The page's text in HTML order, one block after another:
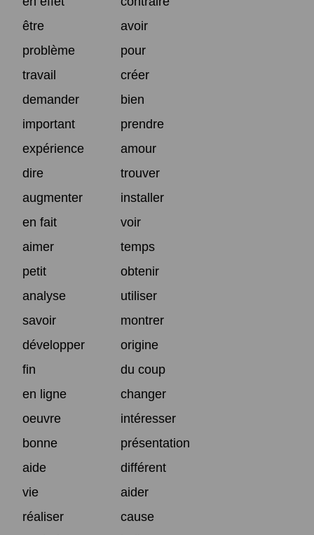
être
avoir
problème
pour
travail
créer
demander
bien
important
prendre
expérience
amour
dire
trouver
augmenter
installer
en fait
voir
aimer
temps
petit
obtenir
analyse
utiliser
savoir
montrer
développer
origine
fin
du coup
en ligne
changer
oeuvre
intéresser
bonne
présentation
aide
différent
vie
aider
réaliser
cause